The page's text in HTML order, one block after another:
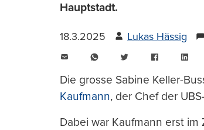
Hauptstadt.
18.3.2025 Lukas Hässig
WhatsAppTwitter Facebook
Die grosse Sabine Keller-
Kaufmann, der Chef der
Dabei war Kaufmann erst